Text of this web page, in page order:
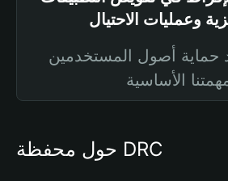
وعمليات الاحتيال
حماية أصول المستخدمين
حول محفظة DRC